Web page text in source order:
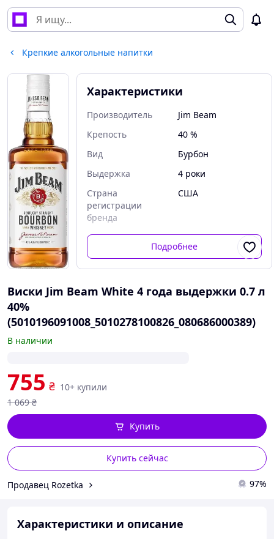
Крепкие алкогольные напитки
Характеристики
Производитель
Jim Beam
Крепость
40 %
Вид
Бурбон
Выдержка
4 роки
Страна
регистрации
бренда
США
Подробнее
Виски Jim Beam White 4 года выдержки 0.7 л
40%
(5010196091008_5010278100826_080686000389)
В наличии
755 ₴ 10+ купили
1 069 ₴
Купить сейчас
Купить
Продавец Rozetka 97%
Характеристики и описание